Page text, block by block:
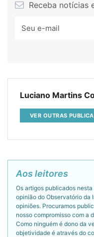
Receba notícias
Luciano Martins
VER OUTRAS
Aos leitores
Os artigos publicados
opinião do Observatório da
opiniões. Procuramos
nosso compromisso com a
Como ninguém é dono da
objetividade é através do